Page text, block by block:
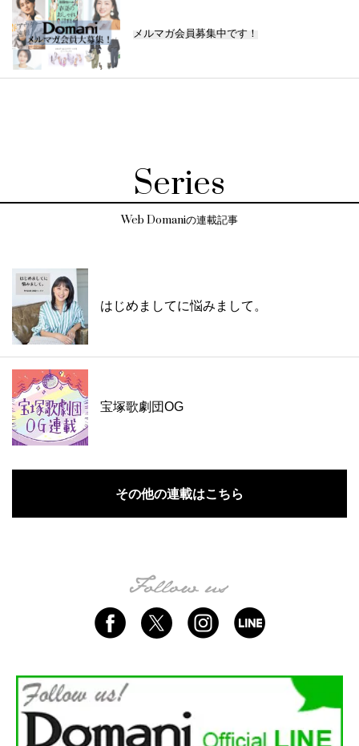
メルマガ会員募集中です！
Series
Web Domaniの連載記事
はじめましてに悩みまして。
宝塚歌劇団OG
その他の連載はこちら